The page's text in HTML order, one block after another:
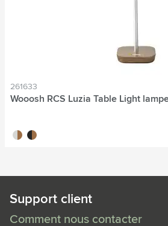
261633
Wooosh RCS Luzia Table Light
gris brun/noir
Support client
Comment nous contacter